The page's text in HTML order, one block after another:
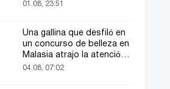
01.08, 23:51
Una gallina que desfiló en
un concurso de belleza en
Malasia atrajo la atención
del público
04.08, 07:02